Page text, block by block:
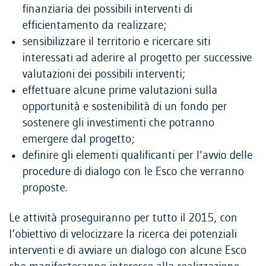
finanziaria dei possibili interventi di
efficientamento da realizzare;
sensibilizzare il territorio e ricercare siti
interessati ad aderire al progetto per successive
valutazioni dei possibili interventi;
effettuare alcune prime valutazioni sulla
opportunità e sostenibilità di un fondo per
sostenere gli investimenti che potranno
emergere dal progetto;
definire gli elementi qualificanti per l’avvio delle
procedure di dialogo con le Esco che verranno
proposte.
Le attività proseguiranno per tutto il 2015, con
l’obiettivo di velocizzare la ricerca dei potenziali
interventi e di avviare un dialogo con alcune Esco